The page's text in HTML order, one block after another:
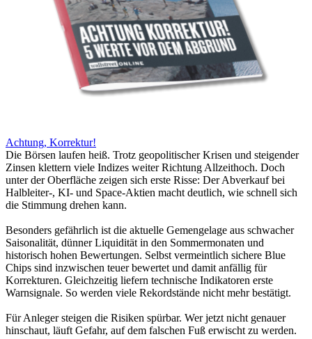
Achtung, Korrektur!
Die Börsen laufen heiß. Trotz geopolitischer Krisen und steigender
Zinsen klettern viele Indizes weiter Richtung Allzeithoch. Doch
unter der Oberfläche zeigen sich erste Risse: Der Abverkauf bei
Halbleiter-, KI- und Space-Aktien macht deutlich, wie schnell sich
die Stimmung drehen kann.
Besonders gefährlich ist die aktuelle Gemengelage aus schwacher
Saisonalität, dünner Liquidität in den Sommermonaten und
historisch hohen Bewertungen. Selbst vermeintlich sichere Blue
Chips sind inzwischen teuer bewertet und damit anfällig für
Korrekturen. Gleichzeitig liefern technische Indikatoren erste
Warnsignale. So werden viele Rekordstände nicht mehr bestätigt.
Für Anleger steigen die Risiken spürbar. Wer jetzt nicht genauer
hinschaut, läuft Gefahr, auf dem falschen Fuß erwischt zu werden.